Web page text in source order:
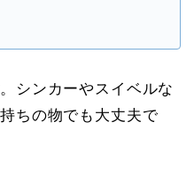
シンカーやスイベルな
ちの物でも大丈夫で